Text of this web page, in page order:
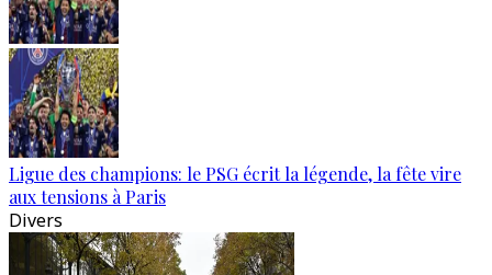
Ligue des champions: le PSG écrit la légende, la fête vire
aux tensions à Paris
Divers